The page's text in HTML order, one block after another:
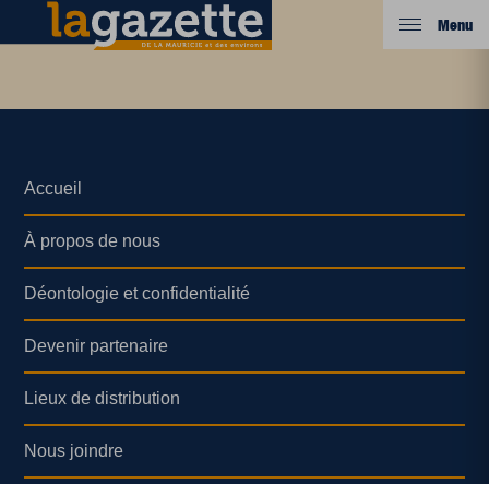
Menu
Accueil
À propos de nous
Déontologie et confidentialité
Devenir partenaire
Lieux de distribution
Nous joindre